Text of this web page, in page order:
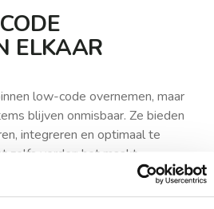
ELKAAR
low-code overnemen, maar
blijven onmisbaar. Ze bieden
integreren en optimaal te
zelfs verder: het maakt
en machine nog krachtiger.